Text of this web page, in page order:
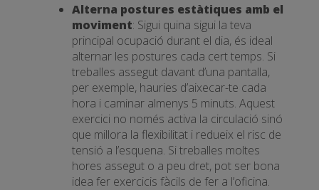
Alterna postures estàtiques amb el
moviment: Sigui quina sigui la teva
principal ocupació durant el dia, és ideal
alternar les postures cada cert temps. Si
treballes assegut davant d’una pantalla,
per exemple, hauries d’aixecar-te cada
hora i caminar almenys 5 minuts. Aquest
exercici no només activa la circulació sinó
que millora la flexibilitat i redueix el risc de
tensió a l’esquena. Si treballes moltes
hores assegut o a peu dret, pot ser bona
idea fer exercicis fàcils de fer a l’oficina.